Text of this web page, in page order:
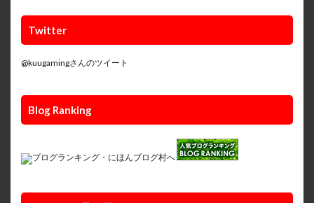
Twitter
@kuugamingさんのツイート
Blog Ranking